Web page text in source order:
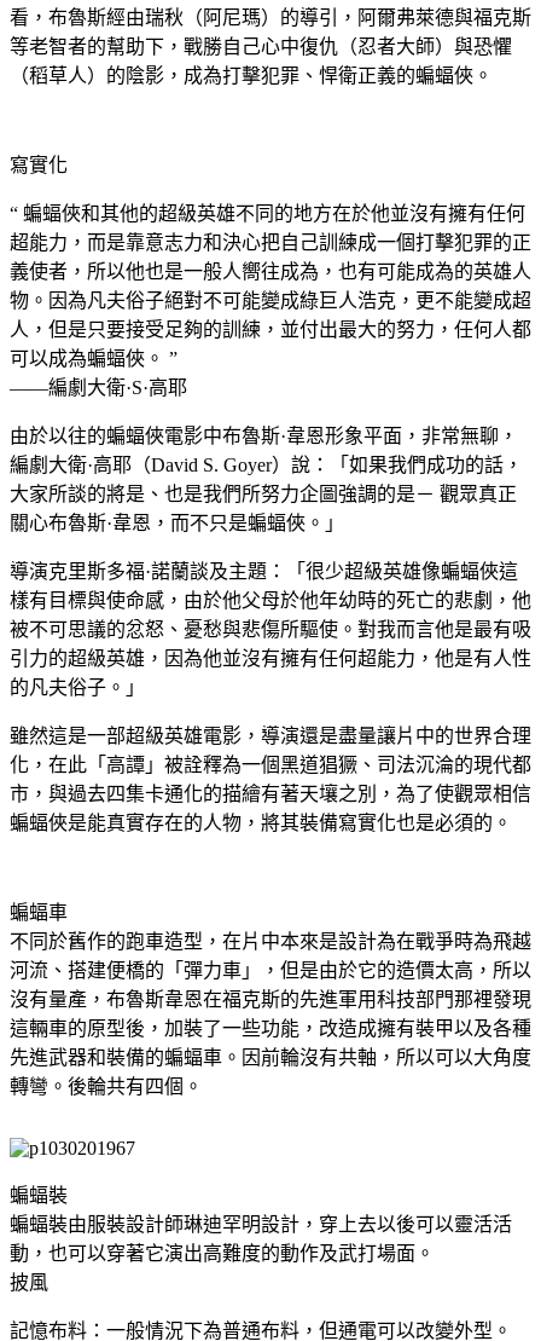
看，布魯斯經由瑞秋（阿尼瑪）的導引，阿爾弗萊德與福克斯
等老智者的幫助下，戰勝自己心中復仇（忍者大師）與恐懼
（稻草人）的陰影，成為打擊犯罪、悍衛正義的蝙蝠俠。
寫實化
“ 蝙蝠俠和其他的超級英雄不同的地方在於他並沒有擁有任何
超能力​​，而是靠意志力和決心把自己訓練成一個打擊犯罪的正
義使者，所以他也是一般人嚮往成為，也有可能成為的英雄人
物。因為凡夫俗子絕對不可能變成綠巨人浩克，更不能變成超
人，但是只要接受足夠的訓練，並付出最大的努力，任何人都
可以成為蝙蝠俠。 ”
——編劇大衛·S·高耶
由於以往的蝙蝠俠電影中布魯斯·韋恩形象平面，非常無聊，
編劇大衛·高耶（David S. Goyer）說：「如果我們成功的話，
大家所談的將是、也是我們所努力企圖強調的是－ 觀眾真正
關心布魯斯·韋恩，而不只是蝙蝠俠。」
導演克里斯多福·諾蘭談及主題：「很少超級英雄像蝙蝠俠這
樣有目標與使命感，由於他父母於他年幼時的死亡的悲劇，他
被不可思議的忿怒、憂愁與悲傷所驅使。對我而言他是最有吸
引力的超級英雄，因為他並沒有擁有任何超能力​​，他是有人性
的凡夫俗子。」
雖然這是一部超級英雄電影，導演還是盡量讓片中的世界合理
化，在此「高譚」被詮釋為一個黑道猖獗、司法沉淪的現代都
市，與過去四集卡通化的描繪有著天壤之別，為了使觀眾相信
蝙蝠俠是能真實存在的人物，將其裝備寫實化也是必須的。
蝙蝠車
不同於舊作的跑車造型，在片中本來是設計為在戰爭時為飛越
河流、搭建便橋的「彈力車」，但是由於它的造價太高，所以
沒有量產，布魯斯韋恩在福克斯的先進軍用科技部門那裡發現
這輛車的原型後，加裝了一些功能，改造成擁有裝甲以及各種
先進武​​器和裝備的蝙蝠車。因前輪沒有共軸，所以可以大角度
轉彎。後輪共有四個。
蝙蝠裝
蝙蝠裝由服裝設計師琳迪罕明設計，穿上去以後可以靈活活
動，也可以穿著它演出高難度的動作及武打場面。
披風
記憶布料：一般情況下為普通布料，但通電可以改變外型。